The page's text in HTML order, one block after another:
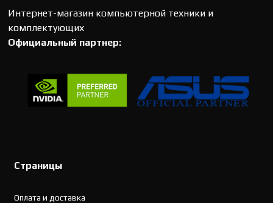
Интернет-магазин компьютерной техники и
комплектующих
Официальный партнер:
Страницы
Оплата и доставка